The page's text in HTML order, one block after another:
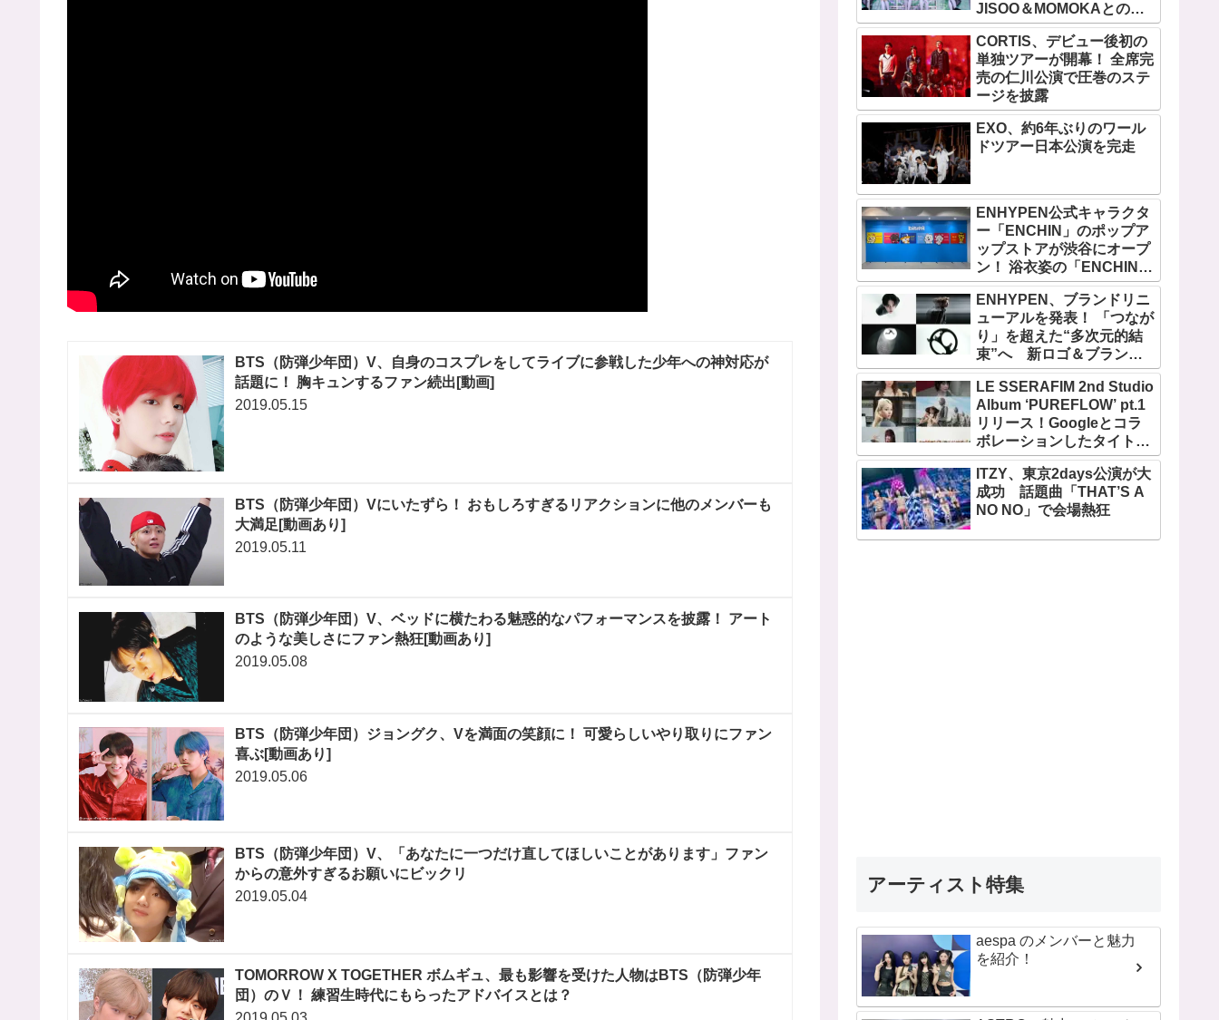
BTS（防弾少年団）V、自身のコスプレをしてライブに参戦した少年への神対応が
話題に！ 胸キュンするファン続出[動画]
2019.05.15
BTS（防弾少年団）Vにいたずら！ おもしろすぎるリアクションに他のメンバーも
大満足[動画あり]
2019.05.11
BTS（防弾少年団）V、ベッドに横たわる魅惑的なパフォーマンスを披露！ アート
のような美しさにファン熱狂[動画あり]
2019.05.08
BTS（防弾少年団）ジョングク、Vを満面の笑顔に！ 可愛らしいやり取りにファン
喜ぶ[動画あり]
2019.05.06
BTS（防弾少年団）V、「あなたに一つだけ直してほしいことがあります」ファン
からの意外すぎるお願いにビックリ
2019.05.04
TOMORROW X TOGETHER ボムギュ、最も影響を受けた人物はBTS（防弾少年
団）のＶ！ 練習生時代にもらったアドバイスとは？
JISOO＆MOMOKAとのス
ペシャルコラボも実現
CORTIS、デビュー後初の
単独ツアーが開幕！ 全席完
売の仁川公演で圧巻のステ
ージを披露
EXO、約6年ぶりのワール
ドツアー日本公演を完走
ENHYPEN公式キャラクタ
ー「ENCHIN」のポップア
ップストアが渋谷にオープ
ン！ 浴衣姿の「ENCHIN」
が登場
ENHYPEN、ブランドリニ
ューアルを発表！ 「つなが
り」を超えた“多次元的結
束”へ 新ロゴ＆ブランド
フィルム公開
LE SSERAFIM 2nd Studio
Album ‘PUREFLOW’ pt.1
リリース！Googleとコラ
ボレーションしたタイトル
曲「BOOMPALA」MVも公
開
ITZY、東京2days公演が大
成功 話題曲「THAT’S A
NO NO」で会場熱狂
アーティスト特集
aespa のメンバーと魅力
を紹介！